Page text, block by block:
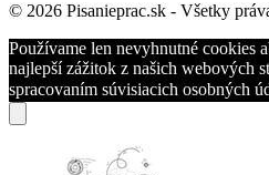
© 2026 Pisanieprac.sk - Všetky
Používame len nevyhnutné cookies
najlepší zážitok z našich webových
spracovaním súvisiacich osobných